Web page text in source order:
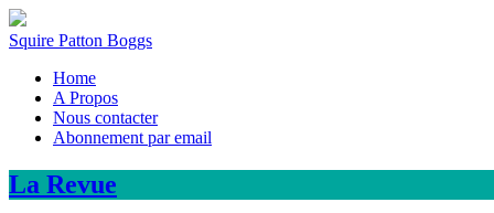
Squire Patton Boggs
Home
A Propos
Nous contacter
Abonnement par email
La Revue